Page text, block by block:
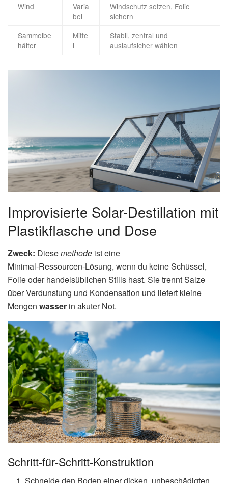
Wind
Varia
bel
Windschutz setzen, Folie
sichern
Sammelbe
hälter
Mitte
l
Stabil, zentral und
auslaufsicher wählen
Improvisierte Solar-Destillation mit
Plastikflasche und Dose
Zweck: Diesemethode ist eine
Minimal‑Ressourcen‑Lösung, wenn du keine Schüssel,
Folie oder handelsüblichen Stills hast. Sie trennt Salze
über Verdunstung und Kondensation und liefert kleine
Mengen wasser in akuter Not.
Schritt‑für‑Schritt‑Konstruktion